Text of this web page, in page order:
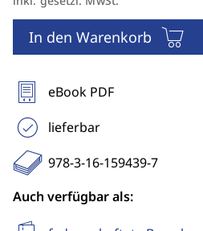
In den Warenkorb
eBook PDF
lieferbar
978-3-16-159439-7
Auch verfügbar als: